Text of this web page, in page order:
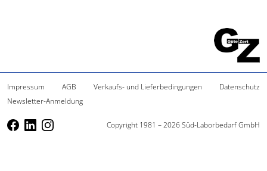
Impressum AGB Verkaufs- und Lieferbedingungen
Datenschutz
Newsletter-Anmeldung
Copyright 1981 – 2026 Süd-Laborbedarf GmbH